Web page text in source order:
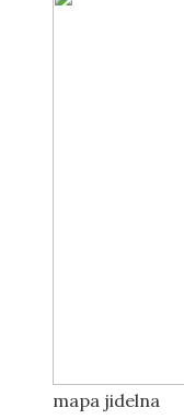
mapa jidelna